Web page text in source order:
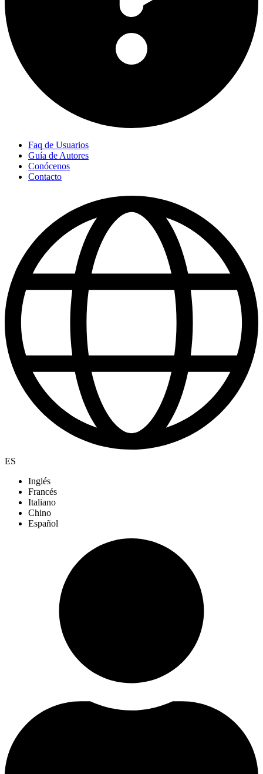
Faq de Usuarios
Guía de Autores
Conócenos
Contacto
ES
Inglés
Francés
Italiano
Chino
Español